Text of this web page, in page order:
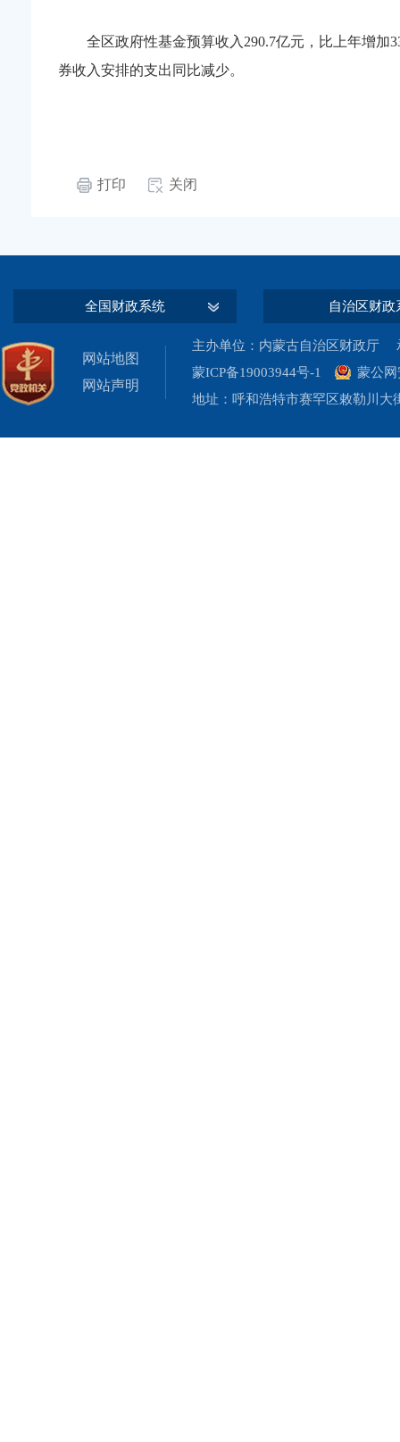
全区政府性基金预算收入290.7亿元，比上年增加
券收入安排的支出同比减少。
打印 关闭
全国财政系统 自治区财政
网站地图
网站声明
主办单位：内蒙古自治区财政厅
蒙ICP备19003944号-1
蒙公网
地址：呼和浩特市赛罕区敕勒川